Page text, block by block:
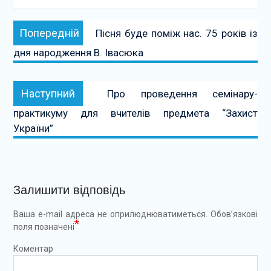
Навігація
записів
Попередній Попередній:
Пісня буде поміж нас. 75 років із
дня народження В. Івасюка
Наступний Наступний:
Про проведення семінару-
практикуму для вчителів предмета “Захист
України”
Залишити відповідь
Ваша e-mail адреса не оприлюднюватиметься. Обов’язкові
поля позначені*
Коментар